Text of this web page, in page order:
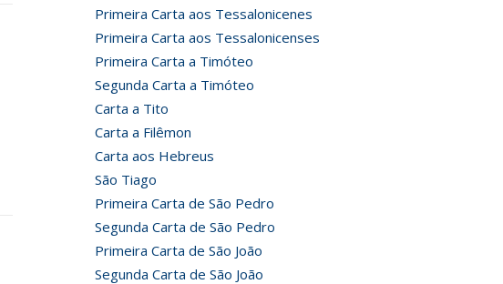
Primeira Carta aos Tessalonicenes
Primeira Carta aos Tessalonicenses
Primeira Carta a Timóteo
Segunda Carta a Timóteo
Carta a Tito
Carta a Filêmon
Carta aos Hebreus
São Tiago
Primeira Carta de São Pedro
Segunda Carta de São Pedro
Primeira Carta de São João
Segunda Carta de São João